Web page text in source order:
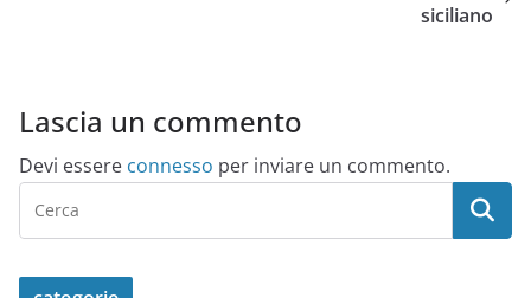
siciliano
Lascia un commento
Devi essere connesso per inviare un commento.